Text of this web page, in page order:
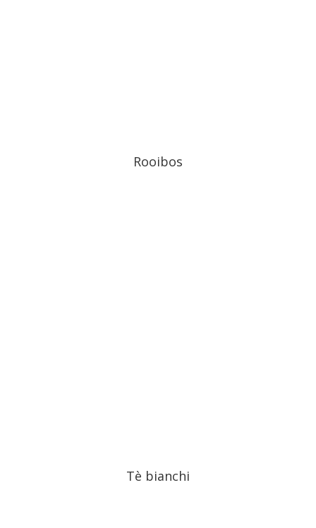
Rooibos
Tè bianchi